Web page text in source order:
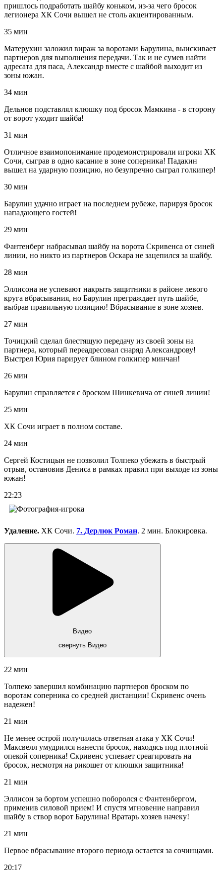
пришлось подработать шайбу коньком, из-за чего бросок
легионера ХК Сочи вышел не столь акцентированным.
35 мин
Матерухин заложил вираж за воротами Барулина, выискивает
партнеров для выполнения передачи. Так и не сумев найти
адресата для паса, Александр вместе с шайбой выходит из
зоны южан.
34 мин
Дельнов подставлял клюшку под бросок Мамкина - в сторону
от ворот уходит шайба!
31 мин
Отличное взаимопонимание продемонстрировали игроки ХК
Сочи, сыграв в одно касание в зоне соперника! Падакин
вышел на ударную позицию, но безупречно сыграл голкипер!
30 мин
Барулин удачно играет на последнем рубеже, парируя бросок
нападающего гостей!
29 мин
Фантенберг набрасывал шайбу на ворота Скривенса от синей
линии, но никто из партнеров Оскара не зацепился за шайбу.
28 мин
Эллисона не успевают накрыть защитники в районе левого
круга вбрасывания, но Барулин преграждает путь шайбе,
выбрав правильную позицию! Вбрасывание в зоне хозяев.
27 мин
Точицкий сделал блестящую передачу из своей зоны на
партнера, который переадресовал снаряд Александрову!
Выстрел Юрия парирует блином голкипер минчан!
26 мин
Барулин справляется с броском Шинкевича от синей линии!
25 мин
ХК Сочи играет в полном составе.
24 мин
Сергей Костицын не позволил Толпеко убежать в быстрый
отрыв, остановив Дениса в рамках правил при выходе из зоны
южан!
22:23
Удаление. ХК Сочи. 7. Дерлюк Роман. 2 мин. Блокировка.
Видео
свернуть Видео
22 мин
Толпеко завершил комбинацию партнеров броском по
воротам соперника со средней дистанции! Скривенс очень
надежен!
21 мин
Не менее острой получилась ответная атака у ХК Сочи!
Максвелл умудрился нанести бросок, находясь под плотной
опекой соперника! Скривенс успевает среагировать на
бросок, несмотря на рикошет от клюшки защитника!
21 мин
Эллисон за бортом успешно поборолся с Фантенбергом,
применив силовой прием! И спустя мгновение направил
шайбу в створ ворот Барулина! Вратарь хозяев начеку!
21 мин
Первое вбрасывание второго периода остается за сочинцами.
20:17